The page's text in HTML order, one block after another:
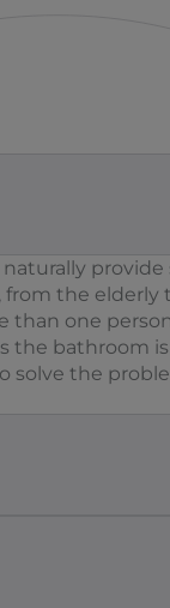
provide
the elderly
than one
the bathroom
solve the